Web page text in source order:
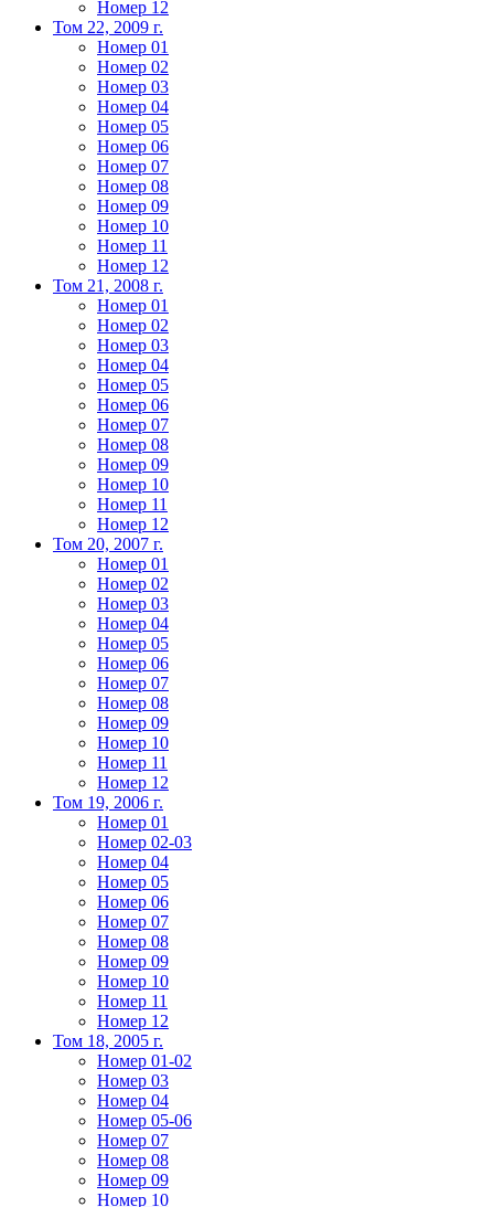
Номер 12
Том 22, 2009 г.
Номер 01
Номер 02
Номер 03
Номер 04
Номер 05
Номер 06
Номер 07
Номер 08
Номер 09
Номер 10
Номер 11
Номер 12
Том 21, 2008 г.
Номер 01
Номер 02
Номер 03
Номер 04
Номер 05
Номер 06
Номер 07
Номер 08
Номер 09
Номер 10
Номер 11
Номер 12
Том 20, 2007 г.
Номер 01
Номер 02
Номер 03
Номер 04
Номер 05
Номер 06
Номер 07
Номер 08
Номер 09
Номер 10
Номер 11
Номер 12
Том 19, 2006 г.
Номер 01
Номер 02-03
Номер 04
Номер 05
Номер 06
Номер 07
Номер 08
Номер 09
Номер 10
Номер 11
Номер 12
Том 18, 2005 г.
Номер 01-02
Номер 03
Номер 04
Номер 05-06
Номер 07
Номер 08
Номер 09
Номер 10